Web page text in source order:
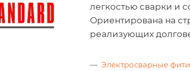
легкостью сварки и
Ориентирована на
реализующих
Электросварные